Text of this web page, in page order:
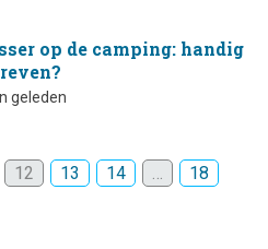
op de camping: handig
geleden
12 13 14 … 18